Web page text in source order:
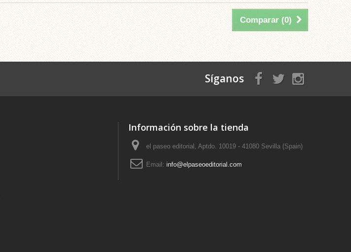
Comparar (0)
Síganos
Información sobre la tienda
el paseo editorial, Aptdo. 10019 - 41080 Sevilla (Spain)
Email: info@elpaseoeditorial.com